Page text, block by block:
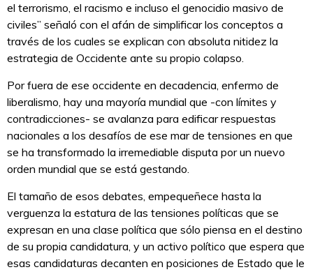
el terrorismo, el racismo e incluso el genocidio masivo de
civiles” señaló con el afán de simplificar los conceptos a
través de los cuales se explican con absoluta nitidez la
estrategia de Occidente ante su propio colapso.
Por fuera de ese occidente en decadencia, enfermo de
liberalismo, hay una mayoría mundial que -con límites y
contradicciones- se avalanza para edificar respuestas
nacionales a los desafíos de ese mar de tensiones en que
se ha transformado la irremediable disputa por un nuevo
orden mundial que se está gestando.
El tamaño de esos debates, empequeñece hasta la
verguenza la estatura de las tensiones políticas que se
expresan en una clase política que sólo piensa en el destino
de su propia candidatura, y un activo político que espera que
esas candidaturas decanten en posiciones de Estado que le